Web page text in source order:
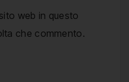
web in questo
che commento.